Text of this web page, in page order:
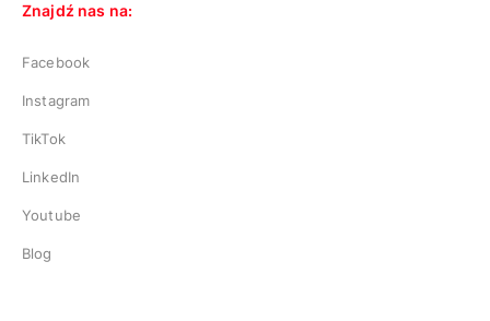
Znajdź nas na:
Facebook
Instagram
TikTok
LinkedIn
Youtube
Blog